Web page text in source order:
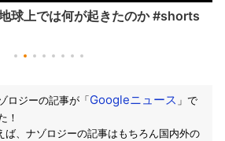
球上では何が起きたのか #shorts
ロジーの記事が「Googleニュース 」で
！
、ナゾロジーの記事はもちろん国内外の